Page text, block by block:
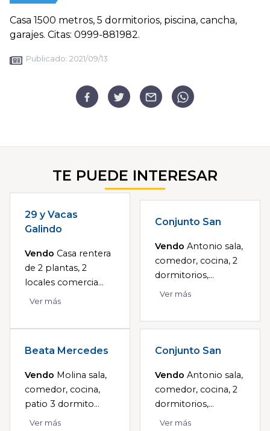
Casa 1500 metros, 5 dormitorios, piscina, cancha,
garajes. Citas: 0999-881982.
Publicado: 2021/09/13
TE PUEDE INTERESAR
29 y Vacas
Galindo
Vendo Casa rentera
de 2 plantas, 2
locales comercia...
Ver más
Conjunto San
Vendo Antonio sala,
comedor, cocina, 2
dormitorios,...
Ver más
Beata Mercedes
Vendo Molina sala,
comedor, cocina,
patio 3 dormito...
Ver más
Conjunto San
Vendo Antonio sala,
comedor, cocina, 2
dormitorios,...
Ver más